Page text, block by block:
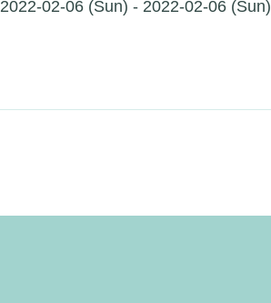
2022-02-06 (Sun) - 2022-02-06 (Sun)